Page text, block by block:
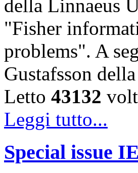
della Linnaeus
"Fisher
problems". A
Gustafsson
Letto 43132
Leggi tutto...
Special issue